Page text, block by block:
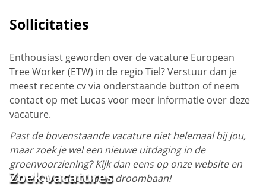
Sollicitaties
Enthousiast geworden over de vacature European
Tree Worker (ETW) in de regio Tiel? Verstuur dan je
meest recente cv via onderstaande button of neem
contact op met Lucas voor meer informatie over deze
vacature.
Past de bovenstaande vacature niet helemaal bij jou,
maar zoek je wel een nieuwe uitdaging in de
groenvoorziening? Kijk dan eens op onze website en
wie weet vind je daar je droombaan!
Zoek vacatures